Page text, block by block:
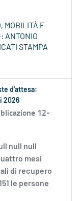
MOBILITÀ E
ANTONIO
STAMPA
d'attesa:
2026
12-
null null
mesi
di recupero
le persone